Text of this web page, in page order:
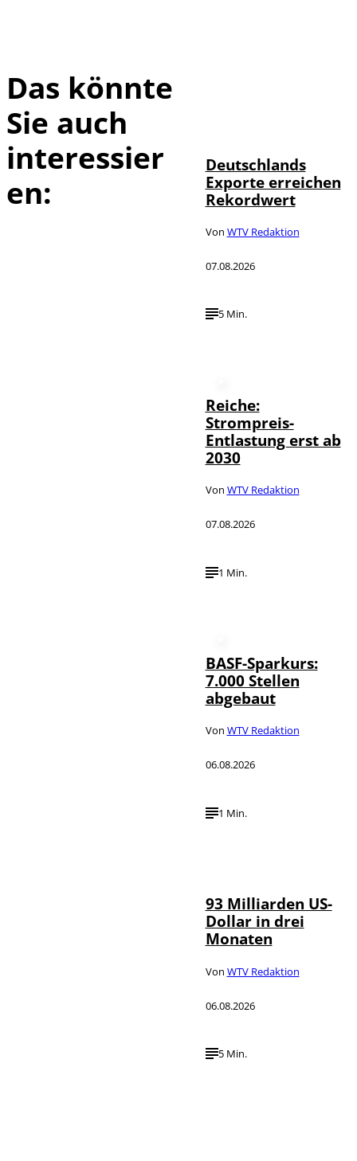
Das könnte
Sie auch
interessier
en:
Deutschlands
Exporte erreichen
Rekordwert
Von WTV Redaktion
07.08.2026
5 Min.
Reiche:
Strompreis-
Entlastung erst ab
2030
Von WTV Redaktion
07.08.2026
1 Min.
BASF-Sparkurs:
7.000 Stellen
abgebaut
Von WTV Redaktion
06.08.2026
1 Min.
93 Milliarden US-
Dollar in drei
Monaten
Von WTV Redaktion
06.08.2026
5 Min.